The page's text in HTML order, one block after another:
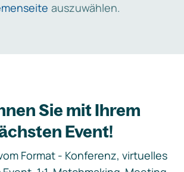
auszuwählen.
Sie mit Ihrem
Event!
Format - Konferenz, virtuelles